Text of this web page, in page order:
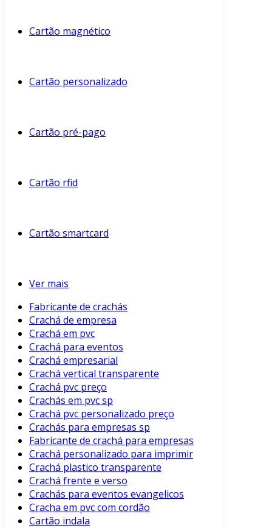
Cartão magnético
Cartão personalizado
Cartão pré-pago
Cartão rfid
Cartão smartcard
Ver mais
Fabricante de crachás
Crachá de empresa
Crachá em pvc
Crachá para eventos
Crachá empresarial
Crachá vertical transparente
Crachá pvc preço
Crachás em pvc sp
Crachá pvc personalizado preço
Crachás para empresas sp
Fabricante de crachá para empresas
Crachá personalizado para imprimir
Crachá plastico transparente
Crachá frente e verso
Crachás para eventos evangelicos
Cracha em pvc com cordão
Cartão indala